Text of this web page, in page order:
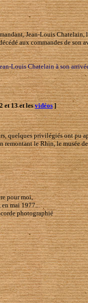
Jean-Louis
aux commandes de son
Louis Chatelain à son
et 13 et lesvidéos]
quelques privilégiés ont pu
le Rhin, le musée
pour moi,
mai 1977...
photographié